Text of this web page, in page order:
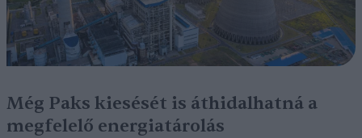
Még Paks kiesését is áthidalhatná a
megfelelő energiatárolás